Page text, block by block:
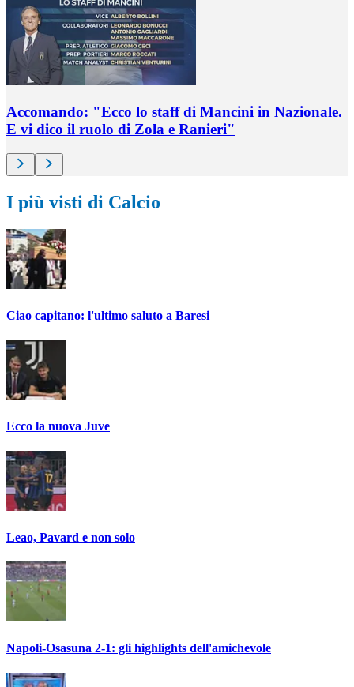
Accomando: "Ecco lo staff di Mancini in Nazionale.
E vi dico il ruolo di Zola e Ranieri"
I più visti di Calcio
Ciao capitano: l'ultimo saluto a Baresi
Ecco la nuova Juve
Leao, Pavard e non solo
Napoli-Osasuna 2-1: gli highlights dell'amichevole